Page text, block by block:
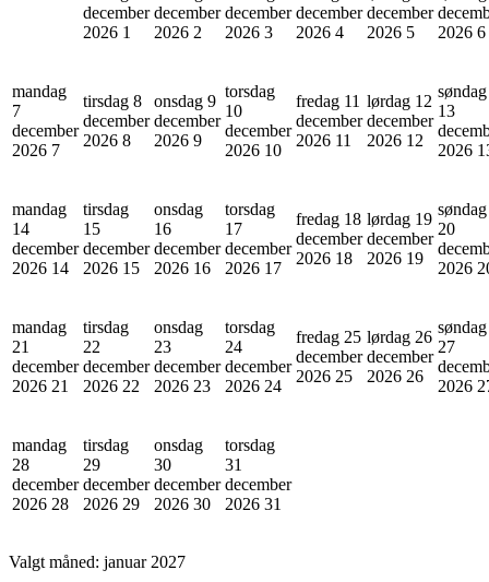
december
2026 1
december
2026 2
december
2026 3
december
2026 4
december
2026 5
2026 6
mandag
7
december
2026 7
tirsdag 8
december
2026 8
onsdag 9
december
2026 9
torsdag
10
december
2026 10
fredag 11
december
2026 11
lørdag 12
december
2026 12
søndag
13
2026
mandag
14
december
2026 14
tirsdag
15
december
2026 15
onsdag
16
december
2026 16
torsdag
17
december
2026 17
fredag 18
december
2026 18
lørdag 19
december
2026 19
søndag
20
2026
mandag
21
december
2026 21
tirsdag
22
december
2026 22
onsdag
23
december
2026 23
torsdag
24
december
2026 24
fredag 25
december
2026 25
lørdag 26
december
2026 26
søndag
27
2026
mandag
28
december
2026 28
tirsdag
29
december
2026 29
onsdag
30
december
2026 30
torsdag
31
december
2026 31
Valgt måned: januar 2027